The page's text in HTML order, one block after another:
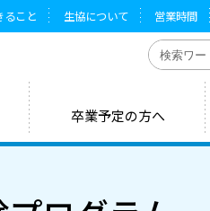
組合（愛知県立大学 愛知県立
ること 生協について 営業時間
卒業予定の方へ